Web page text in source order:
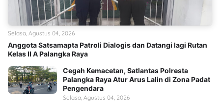
Anggota Satsamapta Patroli Dialogis dan Datangi lagi Rutan
Kelas II A Palangka Raya
Selasa, Agustus 04, 2026
Cegah Kemacetan, Satlantas Polresta
Palangka Raya Atur Arus Lalin di Zona Padat
Pengendara
Selasa, Agustus 04, 2026